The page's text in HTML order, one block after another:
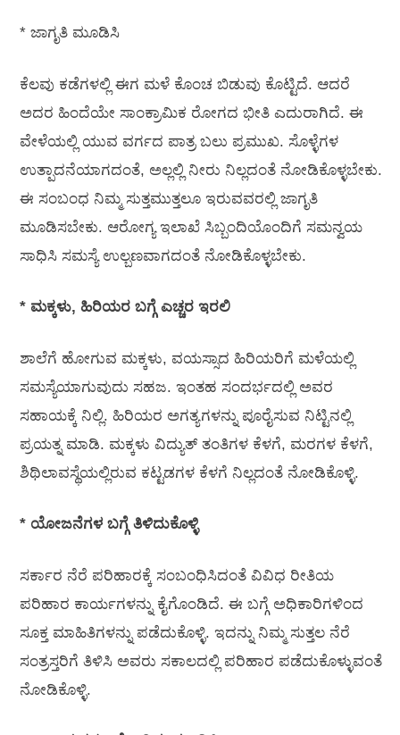
* ಜಾಗೃತಿ ಮೂಡಿಸಿ
ಕೆಲವು ಕಡೆಗಳಲ್ಲಿ ಈಗ ಮಳೆ ಕೊಂಚ ಬಿಡುವು ಕೊಟ್ಟಿದೆ. ಆದರೆ
ಅದರ ಹಿಂದೆಯೇ ಸಾಂಕ್ರಾಮಿಕ ರೋಗದ ಭೀತಿ ಎದುರಾಗಿದೆ. ಈ
ವೇಳೆಯಲ್ಲಿ ಯುವ ವರ್ಗದ ಪಾತ್ರ ಬಲು ಪ್ರಮುಖ. ಸೊಳ್ಳೆಗಳ
ಉತ್ಪಾದನೆಯಾಗದಂತೆ, ಅಲ್ಲಲ್ಲಿ ನೀರು ನಿಲ್ಲದಂತೆ ನೋಡಿಕೊಳ್ಳಬೇಕು.
ಈ ಸಂಬಂಧ ನಿಮ್ಮ ಸುತ್ತಮುತ್ತಲೂ ಇರುವವರಲ್ಲಿ ಜಾಗೃತಿ
ಮೂಡಿಸಬೇಕು. ಆರೋಗ್ಯ ಇಲಾಖೆ ಸಿಬ್ಬಂದಿಯೊಂದಿಗೆ ಸಮನ್ವಯ
ಸಾಧಿಸಿ ಸಮಸ್ಯೆ ಉಲ್ಬಣವಾಗದಂತೆ ನೋಡಿಕೊಳ್ಳಬೇಕು.
* ಮಕ್ಕಳು, ಹಿರಿಯರ ಬಗ್ಗೆ ಎಚ್ಚರ ಇರಲಿ
ಶಾಲೆಗೆ ಹೋಗುವ ಮಕ್ಕಳು, ವಯಸ್ಸಾದ ಹಿರಿಯರಿಗೆ ಮಳೆಯಲ್ಲಿ
ಸಮಸ್ಯೆಯಾಗುವುದು ಸಹಜ. ಇಂತಹ ಸಂದರ್ಭದಲ್ಲಿ ಅವರ
ಸಹಾಯಕ್ಕೆ ನಿಲ್ಲಿ. ಹಿರಿಯರ ಅಗತ್ಯಗಳನ್ನು ಪೂರೈಸುವ ನಿಟ್ಟಿನಲ್ಲಿ
ಪ್ರಯತ್ನ ಮಾಡಿ. ಮಕ್ಕಳು ವಿದ್ಯುತ್ ತಂತಿಗಳ ಕೆಳಗೆ, ಮರಗಳ ಕೆಳಗೆ,
ಶಿಥಿಲಾವಸ್ಥೆಯಲ್ಲಿರುವ ಕಟ್ಟಡಗಳ ಕೆಳಗೆ ನಿಲ್ಲದಂತೆ ನೋಡಿಕೊಳ್ಳಿ.
* ಯೋಜನೆಗಳ ಬಗ್ಗೆ ತಿಳಿದುಕೊಳ್ಳಿ
ಸರ್ಕಾರ ನೆರೆ ಪರಿಹಾರಕ್ಕೆ ಸಂಬಂಧಿಸಿದಂತೆ ವಿವಿಧ ರೀತಿಯ
ಪರಿಹಾರ ಕಾರ್ಯಗಳನ್ನು ಕೈಗೊಂಡಿದೆ. ಈ ಬಗ್ಗೆ ಅಧಿಕಾರಿಗಳಿಂದ
ಸೂಕ್ತ ಮಾಹಿತಿಗಳನ್ನು ಪಡೆದುಕೊಳ್ಳಿ. ಇದನ್ನು ನಿಮ್ಮ ಸುತ್ತಲ ನೆರೆ
ಸಂತ್ರಸ್ತರಿಗೆ ತಿಳಿಸಿ ಅವರು ಸಕಾಲದಲ್ಲಿ ಪರಿಹಾರ ಪಡೆದುಕೊಳ್ಳುವಂತೆ
ನೋಡಿಕೊಳ್ಳಿ.